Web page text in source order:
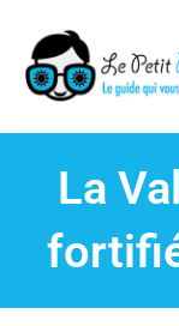
contenu
La